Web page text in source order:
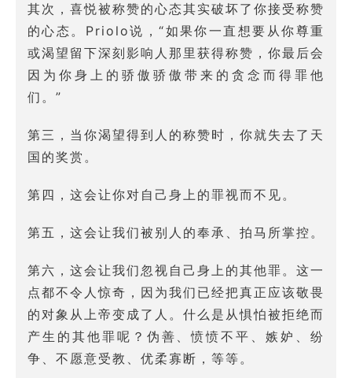
其次，喜悦被称赞的心态其实破坏了你接受称赞
的心态。Priolo说，“如果你一直想要从你尊重
或渴望留下深刻影响人那里获得称赞，你最后会
因为你身上的骄傲骄傲带来的贪念而得罪他
们。”
第三，当你渴望得到人的称赞时，你就失去了天
国的奖赏。
第四，这会让你对自己身上的罪视而不见。
第五，这会让我们被别人的奉承、拍马所掌控。
第六，这会让我们忽视自己身上的其他罪。这一
点都不令人惊奇，因为我们已经把真正应该敬畏
的对象从上帝变成了人。什么是从惧怕被拒绝而
产生的其他罪呢？伪善、愤愤不平、嫉妒、纷
争、不愿意受教、优柔寡断，等等。